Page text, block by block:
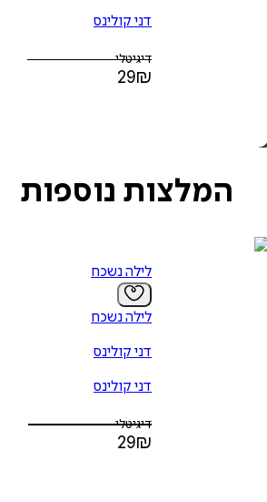
דני קולינס
דיגיטלי
29₪
המלצות נוספות
לילה נשכח
לילה נשכח
דני קולינס
דני קולינס
דיגיטלי
29₪